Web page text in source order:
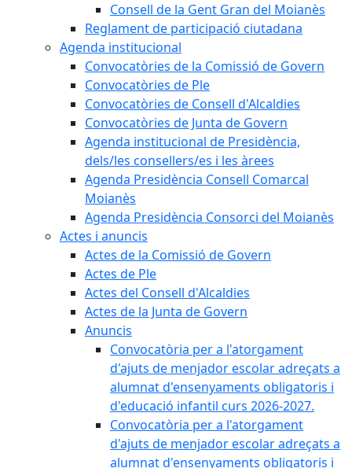
Consell de la Gent Gran del Moianès
Reglament de participació ciutadana
Agenda institucional
Convocatòries de la Comissió de Govern
Convocatòries de Ple
Convocatòries de Consell d'Alcaldies
Convocatòries de Junta de Govern
Agenda institucional de Presidència,
dels/les consellers/es i les àrees
Agenda Presidència Consell Comarcal
Moianès
Agenda Presidència Consorci del Moianès
Actes i anuncis
Actes de la Comissió de Govern
Actes de Ple
Actes del Consell d'Alcaldies
Actes de la Junta de Govern
Anuncis
Convocatòria per a l'atorgament
d'ajuts de menjador escolar adreçats a
alumnat d'ensenyaments obligatoris i
d'educació infantil curs 2026-2027.
Convocatòria per a l'atorgament
d'ajuts de menjador escolar adreçats a
alumnat d'ensenyaments obligatoris i